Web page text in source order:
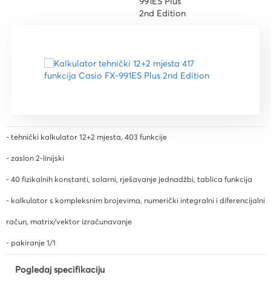
- tehnički kalkulator 12+2 mjesta, 403 funkcije
- zaslon 2-linijski
- 40 fizikalnih konstanti, solarni, rješavanje jednadžbi, tablica funkcija
- kalkulator s kompleksnim brojevima, numerički integralni i diferencijalni
račun, matrix/vektor izračunavanje
- pakiranje 1/1
Pogledaj specifikaciju